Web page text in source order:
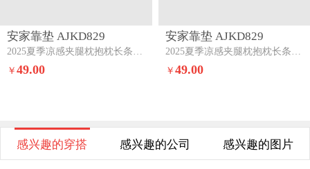
安家靠垫 AJKD829
2025夏季凉感夹腿枕抱枕长条枕孕妇枕床头靠背靠垫跨境外贸【有】冬款-奶油黄
￥49.00
安家靠垫 AJKD829
2025夏季凉感夹腿枕抱枕长条枕孕妇枕床头靠背靠垫跨境外贸【有】冬款-奶油黄
￥ 49.00
感兴趣的穿搭 感兴趣的公司 感兴趣的图片